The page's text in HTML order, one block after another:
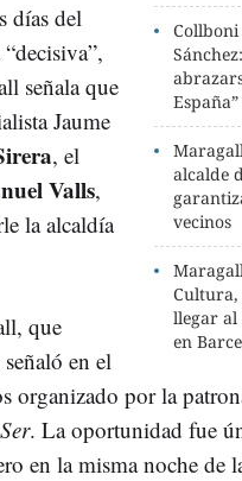
Collboni
España”
alcalde
vecinos
Cultura,
llegar al
en
días del
señala que
Jaume
, el
Valls,
la alcaldía
que
en el
organizado por la
. La oportunidad fue
en la misma noche de